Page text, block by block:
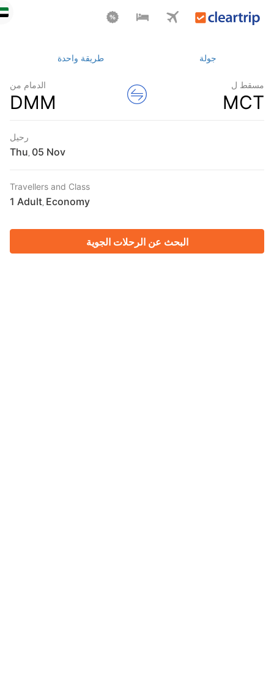
طريقة واحدة جولة
الدمام من
DMM
ل
رحيل
Thu,
Travellers and Class
1 Adult,Economy